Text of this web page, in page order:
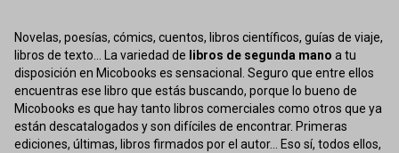
Novelas, poesías, cómics, cuentos, libros científicos, guías de viaje,
libros de texto... La variedad de libros de segunda mano a tu
disposición en Micobooks es sensacional. Seguro que entre ellos
encuentras ese libro que estás buscando, porque lo bueno de
Micobooks es que hay tanto libros comerciales como otros que ya
están descatalogados y son difíciles de encontrar. Primeras
ediciones, últimas, libros firmados por el autor... Eso sí, todos ellos,